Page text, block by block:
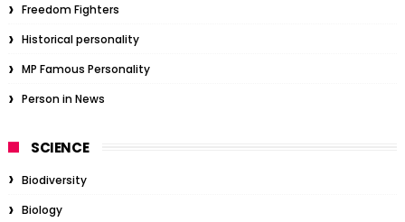
Freedom Fighters
Historical personality
MP Famous Personality
Person in News
SCIENCE
Biodiversity
Biology